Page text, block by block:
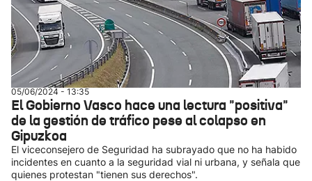
05/06/2024 - 13:35
El Gobierno Vasco hace una lectura "positiva"
de la gestión de tráfico pese al colapso en
Gipuzkoa
El viceconsejero de Seguridad ha subrayado que no ha habido
incidentes en cuanto a la seguridad vial ni urbana, y señala que
quienes protestan "tienen sus derechos".